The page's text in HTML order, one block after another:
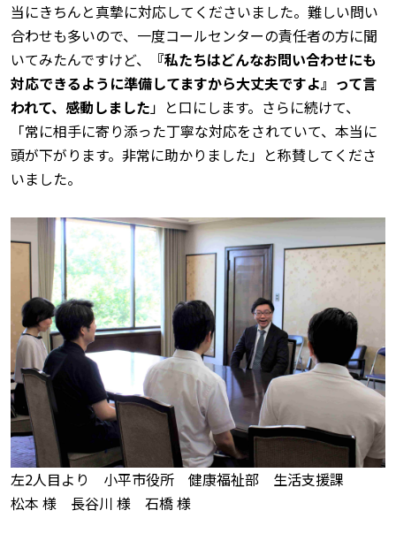
当にきちんと真摯に対応してくださいました。難しい問い
合わせも多いので、一度コールセンターの責任者の方に聞
いてみたんですけど、
『私たちはどんなお問い合わせにも
対応できるように準備してますから大丈夫ですよ』って言
われて、感動しました」と口にします。さらに続けて、
「常に相手に寄り添った丁寧な対応をされていて、本当に
頭が下がります。非常に助かりました」と称賛してくださ
いました。
左2人目より 小平市役所 健康福祉部 生活支援課
松本 様 長谷川 様 石橋 様